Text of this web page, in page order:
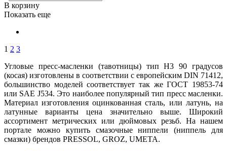
В корзину
Показать еще
1 2 3
Угловые пресс-масленки (тавотницы) тип Н3 90 градусов
(косая) изготовлены в соответствии с европейским DIN 71412,
большинство моделей соответствует так же ГОСТ 19853-74
или SAE J534. Это наиболее популярный тип пресс масленки.
Материал изготовления оцинкованная сталь, или латунь, на
латунные варианты цена значительно выше. Широкий
ассортимент метрических или дюймовых резьб. На нашем
портале можно купить смазочные ниппели (ниппель для
смазки) брендов PRESSOL, GROZ, UMETA.